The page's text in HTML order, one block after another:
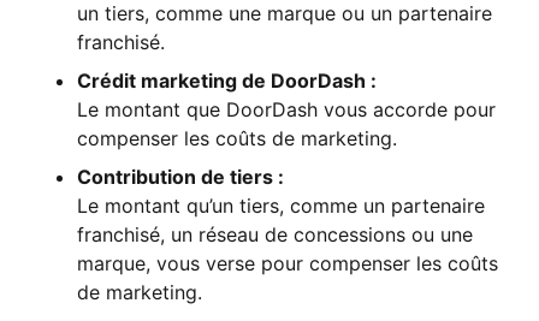
un tiers, comme une marque ou un partenaire
franchisé.
Crédit marketing de DoorDash :
Le montant que DoorDash vous accorde pour
compenser les coûts de marketing.
Contribution de tiers :
Le montant qu’un tiers, comme un partenaire
franchisé, un réseau de concessions ou une
marque, vous verse pour compenser les coûts
de marketing.